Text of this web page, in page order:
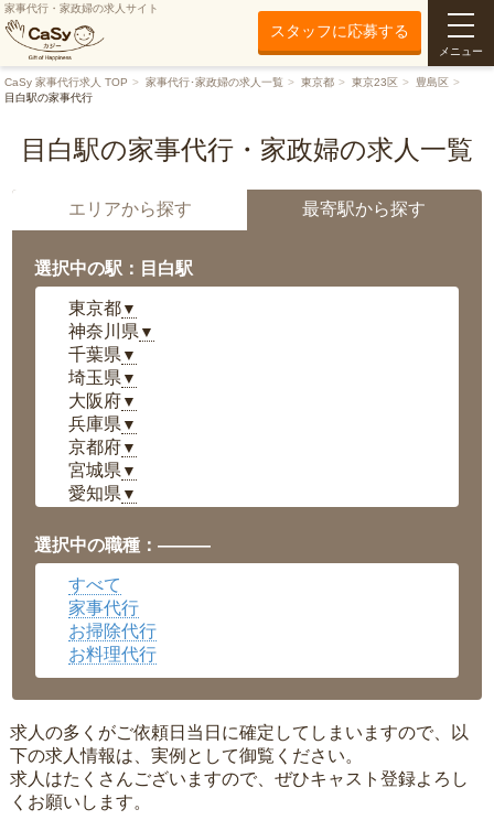
家事代行・家政婦の求人サイト
スタッフに応募する
メニュー
CaSy 家事代行求人 TOP 家事代行･家政婦の求人一覧 東京都 東京23区
豊島区
目白駅の家事代行
目白駅の家事代行・家政婦の求人一覧
エリアから探す 最寄駅から探す
選択中の駅：目白駅
東京都▼
神奈川県 ▼
千葉県 ▼
埼玉県 ▼
大阪府▼
兵庫県 ▼
京都府▼
宮城県 ▼
愛知県 ▼
岡山県▼
広島県▼
沖縄県
選択中の職種：———
すべて
家事代行
お掃除代行
お料理代行
求人の多くがご依頼日当日に確定してしまいますので、以
下の求人情報は、実例として御覧ください。
求人はたくさんございますので、ぜひキャスト登録よろし
くお願いします。